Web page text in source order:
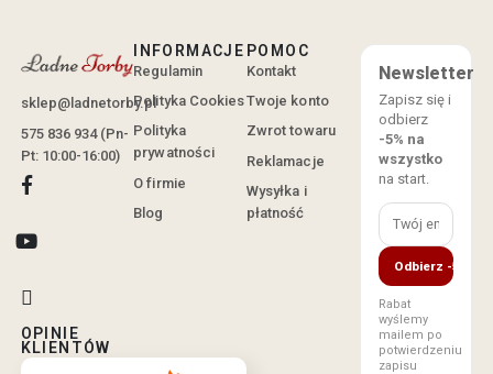
sklep@ladnetorby.pl
575 836 934 (Pn-
Pt: 10:00-16:00)
OPINIE
KLIENTÓW
INFORMACJE
Regulamin
Polityka Cookies
Polityka
prywatności
O firmie
Blog
POMOC
Kontakt
Twoje konto
Zwrot towaru
Reklamacje
Wysyłka i
płatność
Newsletter
Zapisz się i
odbierz
-5% na
wszystko
na start.
Odbierz -5%
Rabat
wyślemy
mailem po
potwierdzeniu
zapisu